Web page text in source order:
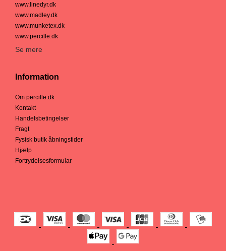
www.linedyr.dk
www.madley.dk
www.munketex.dk
www.percille.dk
Se mere
Information
Om percille.dk
Kontakt
Handelsbetingelser
Fragt
Fysisk butik åbningstider
Hjælp
Fortrydelsesformular